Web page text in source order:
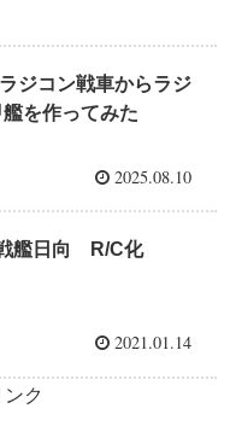
ラジコン戦車からラジ
を作ってみた
2025.08.10
艦日向 R/C化
2021.01.14
ク